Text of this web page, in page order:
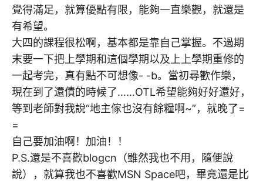
覺得滿足，就算優點有限，能夠一直樂觀，就還是
有希望。
大四的課程很松啊，基本都是靠自己掌握。不過期
末要一下把上學期和這個學期以及上上學期重修的
一起考完，真有點不可想像- -b。當初尋歡作樂，
現在到了還債的時候了……OTL希望能夠好好還好，
等到老師對我說“地主傢也沒有餘糧啊~”，就晚了=
=
自己要加油啊！加油！！
P.S.還是不喜歡blogcn（雖然我也不用，隨便說
說），就算我也不喜歡MSN Space吧，畢竟還是比